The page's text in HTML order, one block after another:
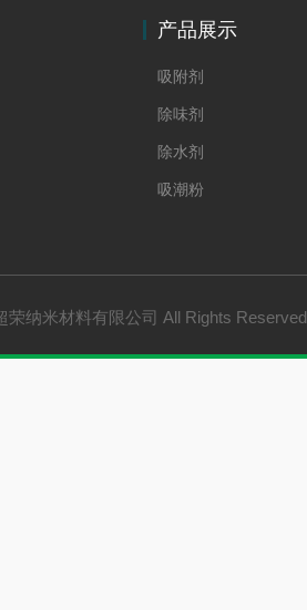
产品展示
吸附剂
除味剂
除水剂
吸潮粉
荣纳米材料有限公司 All Rights